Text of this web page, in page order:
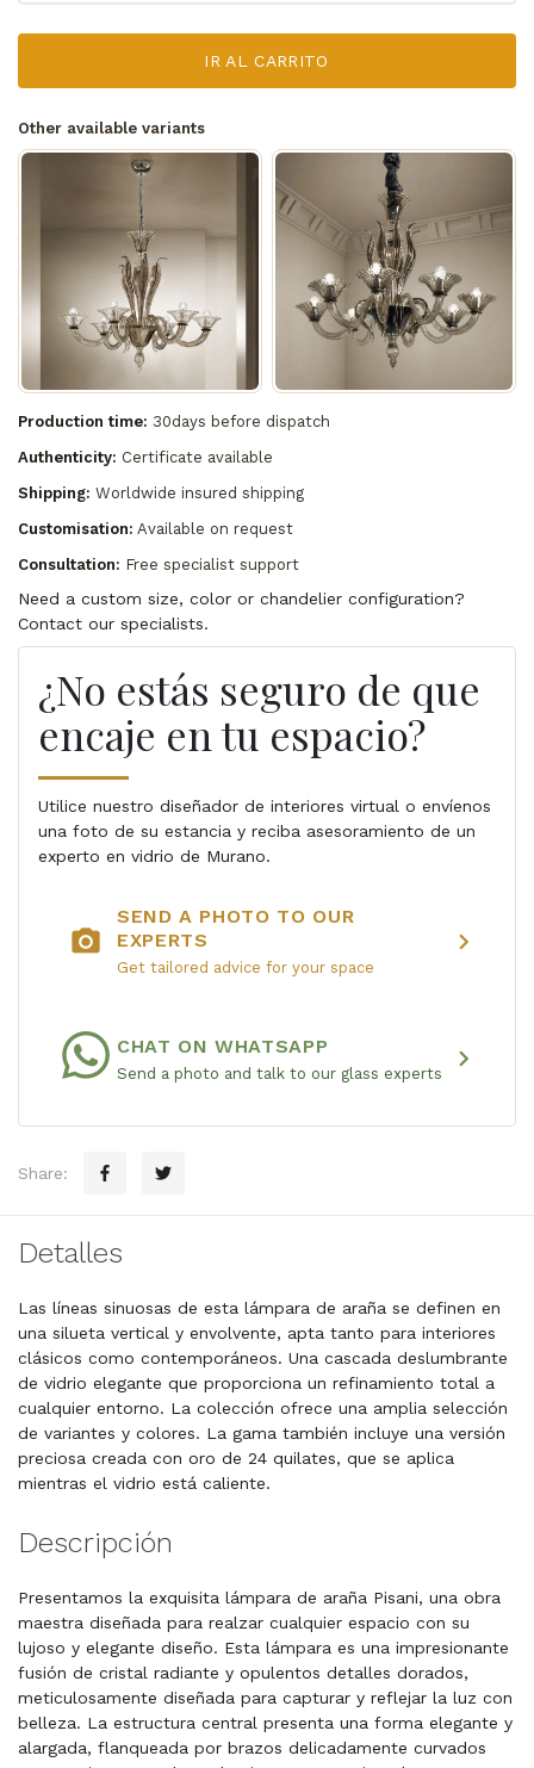
IR AL CARRITO
Other available variants
Production time: 30days before dispatch
Authenticity: Certificate available
Shipping: Worldwide insured shipping
Customisation: Available on request
Consultation: Free specialist support
Need a custom size, color or chandelier configuration?
Contact our specialists.
¿No estás seguro de que
encaje en tu espacio?
Utilice nuestro diseñador de interiores virtual o envíenos
una foto de su estancia y reciba asesoramiento de un
experto en vidrio de Murano.
photo_camera
SEND A PHOTO TO OUR
EXPERTS
Get tailored advice for your space
chevron_right
CHAT ON WHATSAPP
Send a photo and talk to our glass experts chevron_right
Share:
Detalles
Las líneas sinuosas de esta lámpara de araña se definen en
una silueta vertical y envolvente, apta tanto para interiores
clásicos como contemporáneos. Una cascada deslumbrante
de vidrio elegante que proporciona un refinamiento total a
cualquier entorno. La colección ofrece una amplia selección
de variantes y colores. La gama también incluye una versión
preciosa creada con oro de 24 quilates, que se aplica
mientras el vidrio está caliente.
Descripción
Presentamos la exquisita lámpara de araña Pisani, una obra
maestra diseñada para realzar cualquier espacio con su
lujoso y elegante diseño. Esta lámpara es una impresionante
fusión de cristal radiante y opulentos detalles dorados,
meticulosamente diseñada para capturar y reflejar la luz con
belleza. La estructura central presenta una forma elegante y
alargada, flanqueada por brazos delicadamente curvados